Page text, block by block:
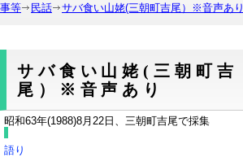
事等
民話 サバ食い山姥(三朝町吉尾）※音声あり
サバ食い山姥(三朝町吉
尾）※音声あり
昭和63年(1988)8月22日、三朝町吉尾で採集
語り